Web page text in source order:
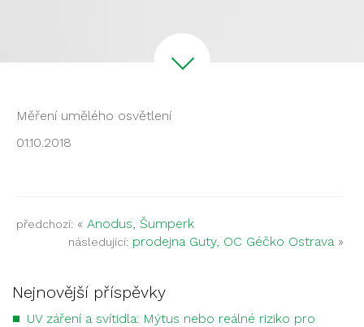
Měření umělého osvětlení
01.10.2018
předchozí: « Anodus, Šumperk
následující: prodejna Guty, OC Géčko Ostrava»
Nejnovější příspěvky
UV záření a svítidla: Mýtus nebo reálné riziko pro